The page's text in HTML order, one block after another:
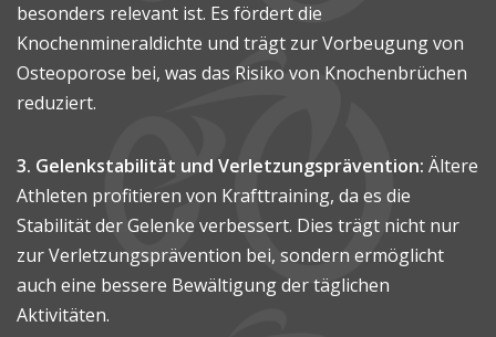
besonders relevant ist. Es fördert die
Knochenmineraldichte und trägt zur Vorbeugung von
Osteoporose bei, was das Risiko von Knochenbrüchen
reduziert.
3. Gelenkstabilität und Verletzungsprävention: Ältere
Athleten profitieren von Krafttraining, da es die
Stabilität der Gelenke verbessert. Dies trägt nicht nur
zur Verletzungsprävention bei, sondern ermöglicht
auch eine bessere Bewältigung der täglichen
Aktivitäten.